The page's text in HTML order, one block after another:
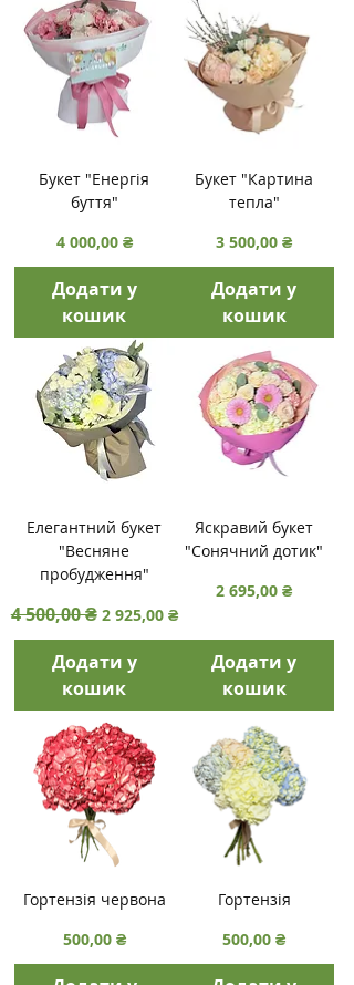
Букет "Енергія
буття"
Ціна
4 000,00 ₴
Додати у
кошик
Букет "Картина
тепла"
Ціна
3 500,00 ₴
Додати у
кошик
Елегантний букет
"Весняне
пробудження"
Звичайна ціна
4 500,00 ₴ За розпродажем
2 925,00 ₴
Додати у
кошик
Яскравий букет
"Сонячний дотик"
Ціна
2 695,00 ₴
Додати у
кошик
Гортензія червона
Ціна
500,00 ₴
Гортензія
Ціна
500,00 ₴